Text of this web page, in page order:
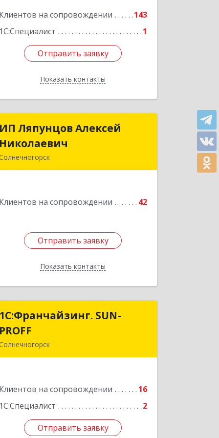
Клиентов на сопровождении
143
1С:Специалист
1
Отправить заявку
Показать контакты
Отправить заявку
Назад
ИП Ляпунцов Алексей
Николаевич
Клиентов на сопровождении 42
Отправить заявку
Показать контакты
ИП Ляпунцов Алексей
Отправить заявку
Назад
1С:Франчайзинг. SUN-
PROFF
Клиентов на сопровождении
16
1С:Специалист
2
Отправить заявку
1С:Франчайзинг. SUN-
Подробнее
Отправить заявку